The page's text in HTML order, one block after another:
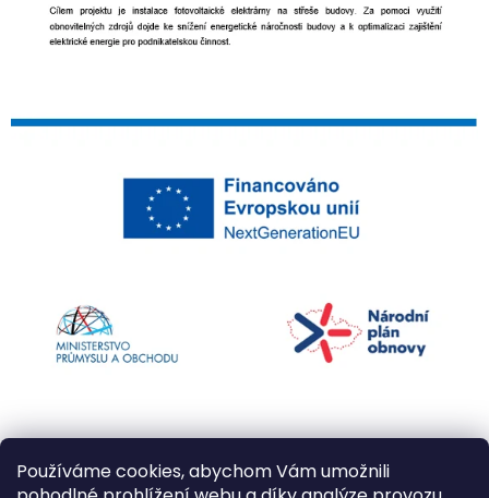
Používáme cookies, abychom Vám umožnili